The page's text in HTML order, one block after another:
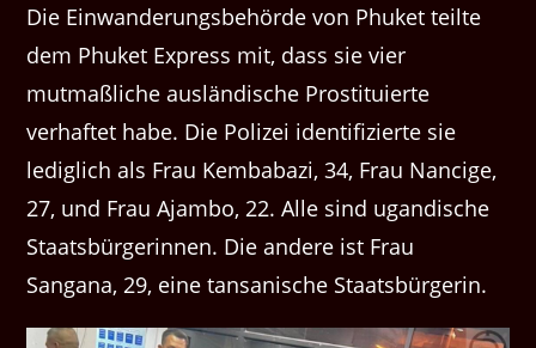
Die Einwanderungsbehörde von Phuket teilte
dem Phuket Express mit, dass sie vier
mutmaßliche ausländische Prostituierte
verhaftet habe. Die Polizei identifizierte sie
lediglich als Frau Kembabazi, 34, Frau Nancige,
27, und Frau Ajambo, 22. Alle sind ugandische
Staatsbürgerinnen. Die andere ist Frau
Sangana, 29, eine tansanische Staatsbürgerin.